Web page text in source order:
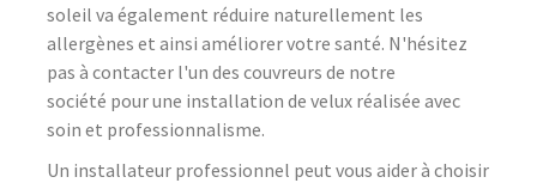
soleil va également réduire naturellement les
allergènes et ainsi améliorer votre santé. N'hésitez
pas à contacter l'un des couvreurs de notre
société pour une installation de velux réalisée avec
soin et professionnalisme.
Un installateur professionnel peut vous aider à choisir